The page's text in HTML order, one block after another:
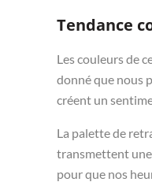
Tendance
Les couleurs de
donné que nous
créent un
La palette de
transmettent
pour que nos